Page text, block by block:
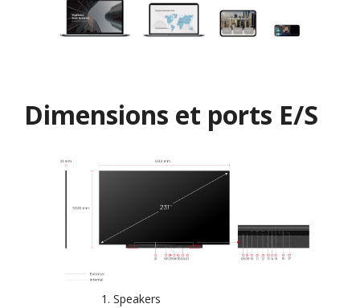
Dimensions et ports E/S
Speakers